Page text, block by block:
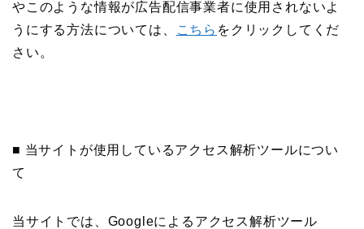
やこのような情報が広告配信事業者に使用されないよ
うにする方法については、
こちら をクリックしてくだ
さい。
■ 当サイトが使用しているアクセス解析ツールについ
て
当サイトでは、Googleによるアクセス解析ツール